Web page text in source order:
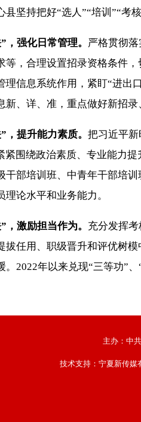
持把好“选人”“培训”“考核
，强化日常管理。 严格贯彻
等，合理设置招录资格条件
理信息系统作用，紧盯“进出
新、详、准，重点做好新招
，提升能力素质。 把习近平
紧围绕政治素质、专业能力
干部培训班、中青年干部培
理论水平和业务能力。
，激励担当作为。 充分发挥
拔任用、职级晋升和评优树
。2022年以来兑现“三等功”
主办：中
技术支持： 宁夏新传媒